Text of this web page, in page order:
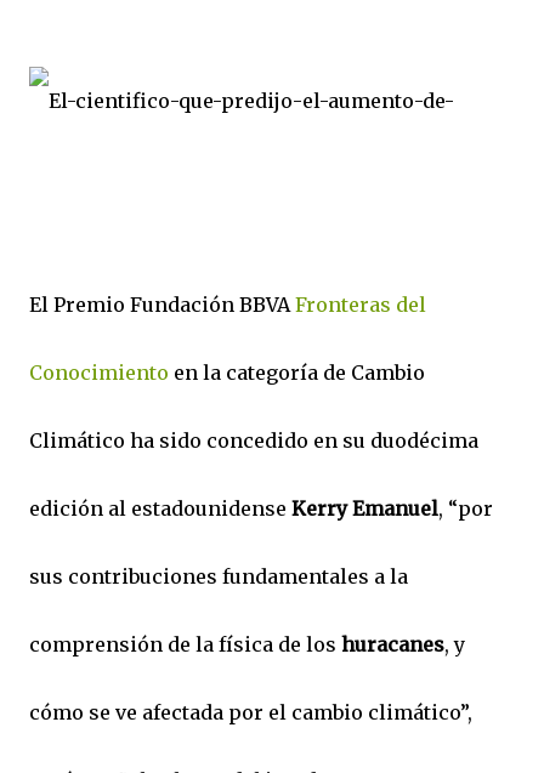
El Premio Fundación BBVAFronteras del
Conocimiento en la categoría de Cambio
Climático ha sido concedido en su duodécima
edición al estadounidense Kerry Emanuel, “por
sus contribuciones fundamentales a la
comprensión de la física de los huracanes, y
cómo se ve afectada por el cambio climático”,